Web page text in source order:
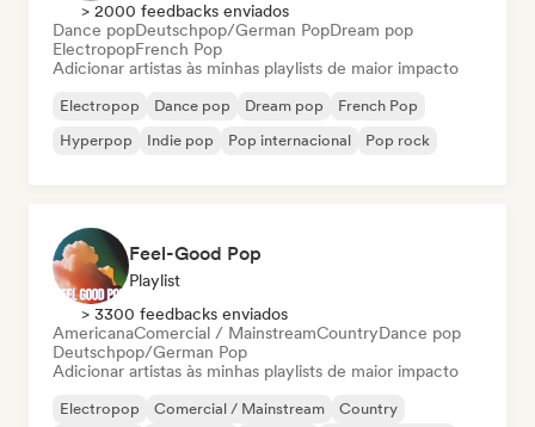
> 2000 feedbacks enviados
Dance popDeutschpop/German PopDream pop
ElectropopFrench Pop
Adicionar artistas às minhas playlists de maior impacto
Electropop Dance pop Dream pop
French Pop
Hyperpop
Indie pop Pop internacional Pop rock
Feel-Good Pop
Playlist
> 3300 feedbacks enviados
AmericanaComercial / MainstreamCountryDance pop
Deutschpop/German Pop
Adicionar artistas às minhas playlists de maior impacto
Electropop Comercial / Mainstream
Country